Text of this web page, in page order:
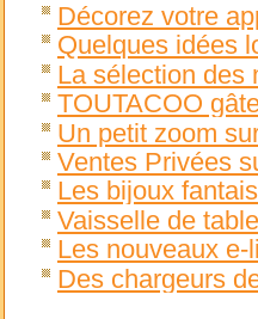
Décorez votre
Quelques idées
La sélection des
TOUTACOO
Un petit zoom
Ventes Privées
Les bijoux
Vaisselle de
Les nouveaux
Des chargeurs